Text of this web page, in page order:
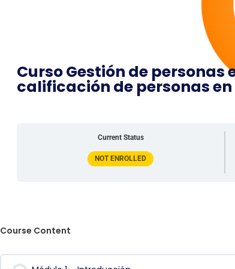
Curso Gestión de
calificación de personas
Current Status
NOT ENROLLED
Course Content